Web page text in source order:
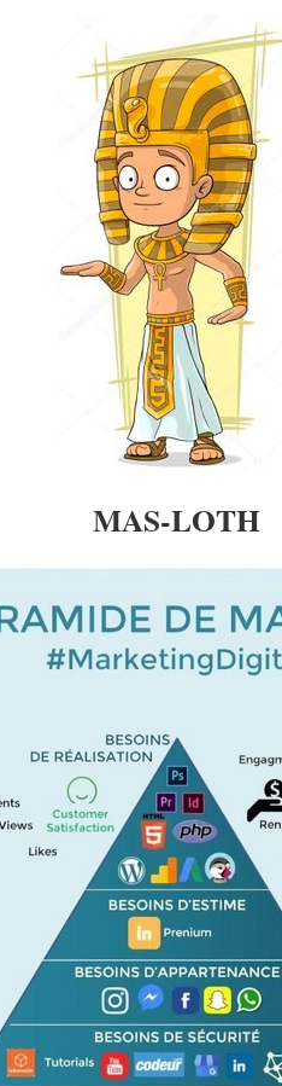
MAS-LOTH